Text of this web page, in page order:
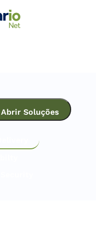
Abrir Soluções